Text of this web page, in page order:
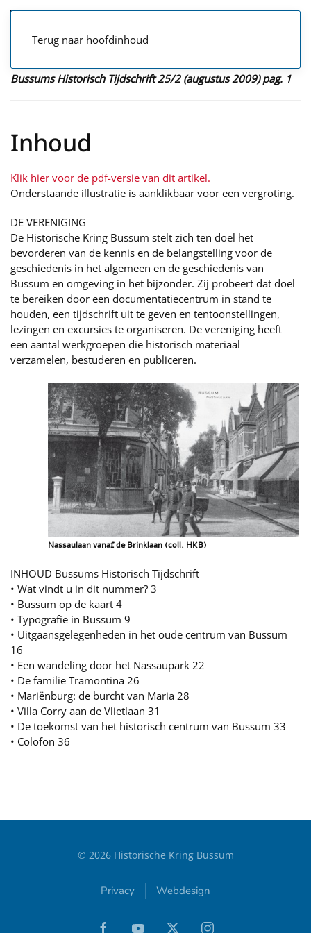
Terug naar hoofdinhoud
Bussums Historisch Tijdschrift 25/2 (augustus 2009) pag. 1
Inhoud
Klik hier voor de pdf-versie van dit artikel.
Onderstaande illustratie is aanklikbaar voor een vergroting.
DE VERENIGING
De Historische Kring Bussum stelt zich ten doel het
bevorderen van de kennis en de belangstelling voor de
geschiedenis in het algemeen en de geschiedenis van
Bussum en omgeving in het bijzonder. Zij probeert dat doel
te bereiken door een documentatiecentrum in stand te
houden, een tijdschrift uit te geven en tentoonstellingen,
lezingen en excursies te organiseren. De vereniging heeft
een aantal werkgroepen die historisch materiaal
verzamelen, bestuderen en publiceren.
Nassaulaan vanaf de Brinklaan (coll. HKB)
INHOUD Bussums Historisch Tijdschrift
• Wat vindt u in dit nummer? 3
• Bussum op de kaart 4
• Typografie in Bussum 9
• Uitgaansgelegenheden in het oude centrum van Bussum
16
• Een wandeling door het Nassaupark 22
• De familie Tramontina 26
• Mariënburg: de burcht van Maria 28
• Villa Corry aan de Vlietlaan 31
• De toekomst van het historisch centrum van Bussum 33
• Colofon 36
© 2026Historische Kring Bussum
Privacy Webdesign